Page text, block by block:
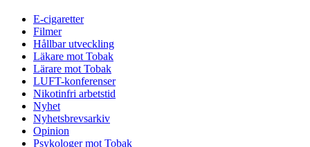
E-cigaretter
Filmer
Hållbar utveckling
Läkare mot Tobak
Lärare mot Tobak
LUFT-konferenser
Nikotinfri arbetstid
Nyhet
Nyhetsbrevsarkiv
Opinion
Psykologer mot Tobak